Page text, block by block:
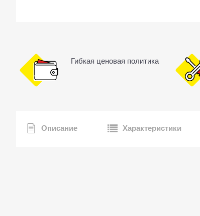
Гибкая ценовая политика
Описание Характеристики